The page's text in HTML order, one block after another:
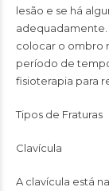
lesão e se há
colocar o ombro
período de
fisioterapia para
Tipos de Fraturas
Clavícula
A clavícula está